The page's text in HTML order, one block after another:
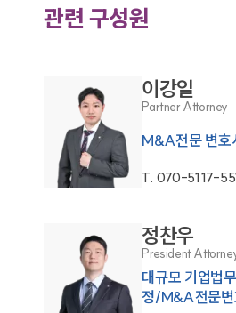
관련 구성원
이강일
Partner Attorney
M&A전문 변호
T. 070-5117-
정찬우
President
대규모 기업법
정/M&A전문변